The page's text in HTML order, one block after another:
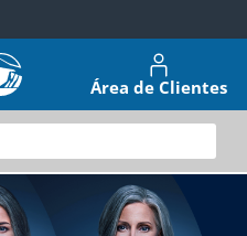
Área de Clientes